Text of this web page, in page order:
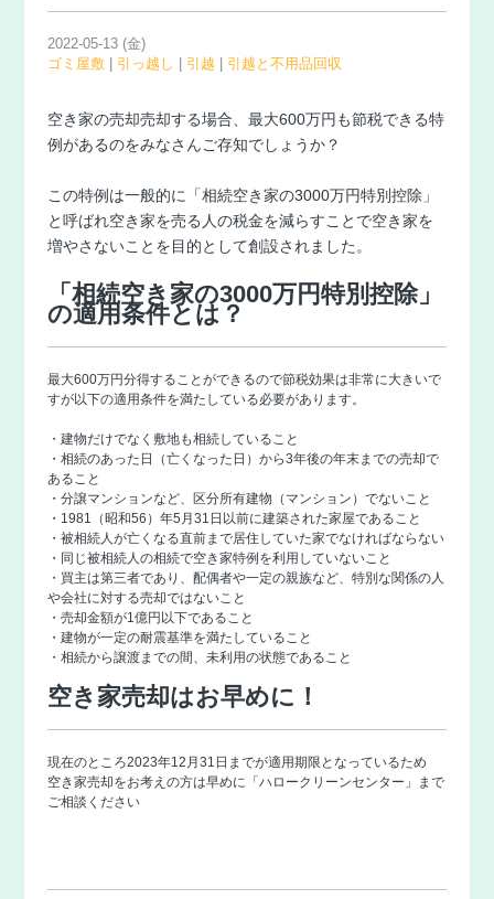
2022-05-13 (金)
ゴミ屋敷| 引っ越し | 引越 | 引越と不用品回収
空き家の売却売却する場合、最大600万円も節税できる特
例があるのをみなさんご存知でしょうか？
この特例は一般的に「相続空き家の3000万円特別控除」
と呼ばれ空き家を売る人の税金を減らすことで空き家を
増やさないことを目的として創設されました。
「相続空き家の3000万円特別控除」
の適用条件とは？
最大600万円分得することができるので節税効果は非常に大きいで
すが以下の適用条件を満たしている必要があります。
・建物だけでなく敷地も相続していること
・相続のあった日（亡くなった日）から3年後の年末までの売却で
あること
・分譲マンションなど、区分所有建物（マンション）でないこと
・1981（昭和56）年5月31日以前に建築された家屋であること
・被相続人が亡くなる直前まで居住していた家でなければならない
・同じ被相続人の相続で空き家特例を利用していないこと
・買主は第三者であり、配偶者や一定の親族など、特別な関係の人
や会社に対する売却ではないこと
・売却金額が1億円以下であること
・建物が一定の耐震基準を満たしていること
・相続から譲渡までの間、未利用の状態であること
空き家売却はお早めに！
現在のところ2023年12月31日までが適用期限となっているため
空き家売却をお考えの方は早めに「ハロークリーンセンター 」まで
ご相談ください